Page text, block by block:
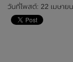
วันที่โพสต์: 22 เมษาย